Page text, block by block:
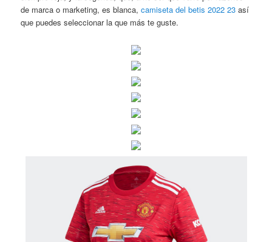
de marca o marketing, es blanca,camiseta del betis 2022 23 así
que puedes seleccionar la que más te guste.